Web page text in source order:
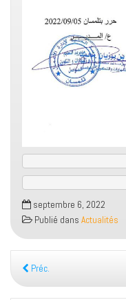
septembre 6, 2022
Publié dans Actualités
Préc.